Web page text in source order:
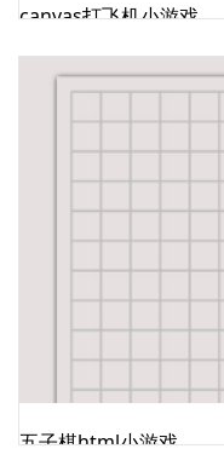
canvas打飞机小游戏
五子棋html小游戏